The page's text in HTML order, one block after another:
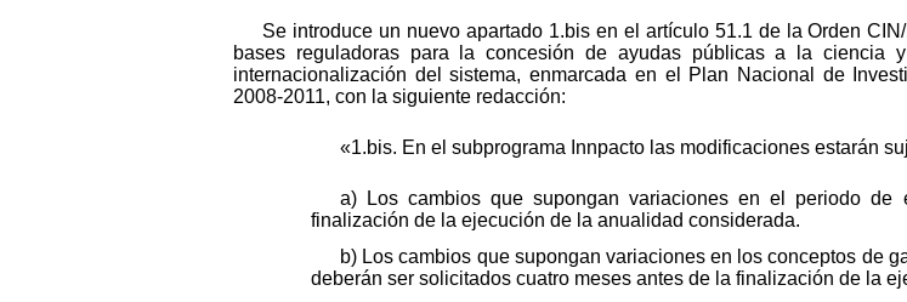
Se introduce un nuevo apartado 1.bis en el artículo 51.1 de la Orden
bases reguladoras para la concesión de ayudas públicas a la ciencia
internacionalización del sistema, enmarcada en el Plan Nacional de
2008-2011, con la siguiente redacción:
«1.bis. En el subprograma Innpacto las modificaciones estarán
a) Los cambios que supongan variaciones en el periodo
finalización de la ejecución de la anualidad considerada.
b) Los cambios que supongan variaciones en los conceptos de
deberán ser solicitados cuatro meses antes de la finalización de la